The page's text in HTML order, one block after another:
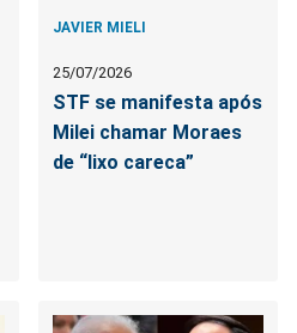
JAVIER MIELI
25/07/2026
STF se manifesta após
Milei chamar Moraes
de “lixo careca”